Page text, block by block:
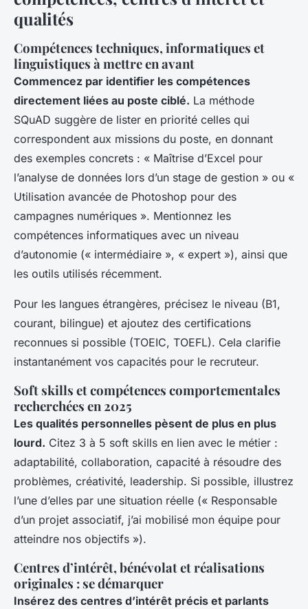
qualités
Compétences techniques, informatiques et
linguistiques à mettre en avant
Commencez par identifier les compétences
directement liées au poste ciblé. La méthode
SQuAD suggère de lister en priorité celles qui
correspondent aux missions du poste, en donnant
des exemples concrets : « Maîtrise d’Excel pour
l’analyse de données lors d’un stage de gestion » ou «
Utilisation avancée de Photoshop pour des
campagnes numériques ». Mentionnez les
compétences informatiques avec un niveau
d’autonomie (« intermédiaire », « expert »), ainsi que
les outils utilisés récemment.
Pour les langues étrangères, précisez le niveau (B1,
courant, bilingue) et ajoutez des certifications
reconnues si possible (TOEIC, TOEFL). Cela clarifie
instantanément vos capacités pour le recruteur.
Soft skills et compétences comportementales
recherchées en 2025
Les qualités personnelles pèsent de plus en plus
lourd. Citez 3 à 5 soft skills en lien avec le métier :
adaptabilité, collaboration, capacité à résoudre des
problèmes, créativité, leadership. Si possible, illustrez
l’une d’elles par une situation réelle (« Responsable
d’un projet associatif, j’ai mobilisé mon équipe pour
atteindre nos objectifs »).
Centres d’intérêt, bénévolat et réalisations
originales : se démarquer
Insérez des centres d’intérêt précis et parlants